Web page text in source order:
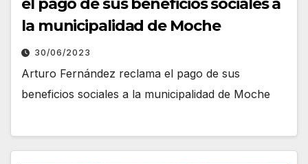
el pago de sus beneficios sociales a
la municipalidad de Moche
30/06/2023
Arturo Fernández reclama el pago de sus
beneficios sociales a la municipalidad de Moche